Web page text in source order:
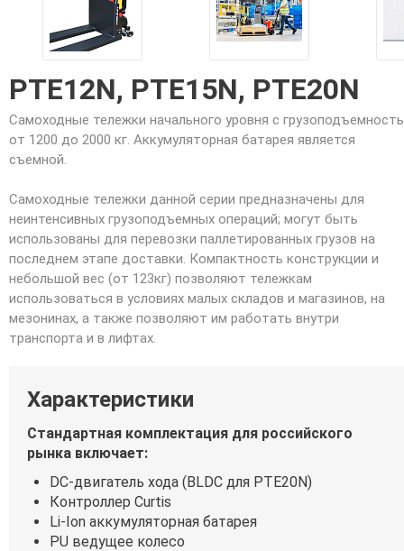
PTE12N, PTE15N, PTE20N
Самоходные тележки начального уровня с
от 1200 до 2000 кг. Аккумуляторная батарея является
съемной.
Самоходные тележки данной серии предназначены для
неинтенсивных грузоподъемных операций; могут быть
использованы для перевозки паллетированных грузов на
последнем этапе доставки. Компактность конструкции и
небольшой вес (от 123кг) позволяют тележкам
использоваться в условиях малых складов и магазинов, на
мезонинах, а также позволяют им работать внутри
транспорта и в лифтах.
Характеристики
Стандартная комплектация для российского
рынка включает:
DC-двигатель хода (BLDC для PTE20N)
Контроллер Curtis
Li-Ion аккумуляторная батарея
PU ведущее колесо